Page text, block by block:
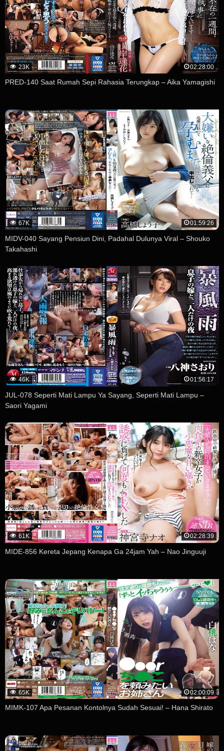
23K 02:28:00
PRED-140 Saat Rumah Sepi Rahasia Terungkap – Aika Yamagishi
67K 01:59:26
MIDV-040 Sayang Pensiun Dini, Padahal Dulunya Viral – Shouko
Takahashi
46K 01:56:17
JUL-078 Seperti Mati Lampu Ya Sayang, Seperti Mati Lampu –
Saori Yagami
61K 02:28:39
MIDE-856 Kereta Jepang Kenapa Ga 24jam Yah – Nao Jinguuji
65K 02:00:09
MIMK-107 Apa Pesanan Kontolnya Sudah Sesuai! – Hana Shirato